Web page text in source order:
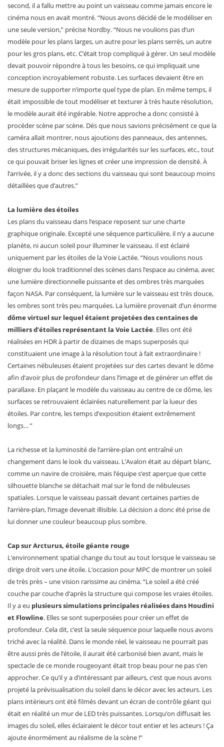
second, il a fallu mettre au point un vaisseau comme jamais encore le
cinéma nous en avait montré. “Nous avons décidé de le modéliser en
une seule version,” précise Nordby. “Nous ne voulions pas d’un
modèle pour les plans larges, un autre pour les plans serrés, un autre
pour les gros plans, etc. C’était trop compliqué à gérer. Un seul modèle
devait pouvoir répondre à tous les besoins, ce qui impliquait une
conception incroyablement robuste. Les surfaces devaient être en
mesure de supporter n’importe quel type de plan. En même temps, il
était impossible de tout modéliser et texturer à très haute résolution,
le modèle aurait été ingérable. Notre approche a donc consisté à
procéder scène par scène. Dès que nous savions précisément ce que la
caméra allait montrer, nous ajoutions des panneaux, des antennes,
des structures mécaniques, des irrégularités sur les surfaces, etc., tout
ce qui pouvait briser les lignes et créer une impression de densité. À
l’arrivée, il y a donc des sections du vaisseau qui sont beaucoup moins
détaillées que d’autres.”
La lumière des étoiles
Les plans du vaisseau dans l’espace reposent sur une charte
graphique originale. Excepté une séquence particulière, il n’y a aucune
planète, ni aucun soleil pour illuminer le vaisseau. Il est éclairé
uniquement par les étoiles de la Voie Lactée. “Nous voulions nous
éloigner du look traditionnel des scènes dans l’espace au cinéma, avec
une lumière directionnelle puissante et des ombres très marquées
façon NASA. Par conséquent, la lumière sur le vaisseau est très douce,
les ombres sont très peu marquées. La lumière provenait d’un énorme
dôme virtuel sur lequel étaient projetées des centaines de
milliers d’étoiles représentant la Voie Lactée. Elles ont été
réalisées en HDR à partir de dizaines de maps superposés qui
constituaient une image à la résolution tout à fait extraordinaire !
Certaines nébuleuses étaient projetées sur des cartes devant le dôme
afin d’avoir plus de profondeur dans l’image et de générer un effet de
parallaxe. En plaçant le modèle du vaisseau au centre de ce dôme, les
surfaces se retrouvaient éclairées naturellement par la lueur des
étoiles. Par contre, les temps d’exposition étaient extrêmement
longs… ”
La richesse et la luminosité de l’arrière-plan ont entraîné un
changement dans le look du vaisseau. L’Avalon était au départ blanc,
comme un navire de croisière, mais l’équipe s’est aperçue que cette
silhouette blanche se détachait mal sur le fond de nébuleuses
spatiales. Lorsque le vaisseau passait devant certaines parties de
l’arrière-plan, l’image devenait illisible. La décision a donc été prise de
lui donner une couleur beaucoup plus sombre.
Cap sur Arcturus, étoile géante rouge
L’environnement spatial change du tout au tout lorsque le vaisseau se
dirige droit vers une étoile. L’occasion pour MPC de montrer un soleil
de très près – une vision rarissime au cinéma. “Le soleil a été créé
couche par couche d’après la structure qui compose les vraies étoiles.
Il y a eu plusieurs simulations principales réalisées dans Houdini
et Flowline. Elles se sont superposées pour créer un effet de
profondeur. Cela dit, c’est la seule séquence pour laquelle nous avons
triché avec la réalité. Dans le monde réel, le vaisseau ne pourrait pas
être aussi près de l’étoile, il aurait été carbonisé bien avant, mais le
spectacle de ce monde rougeoyant était trop beau pour ne pas s’en
approcher. Ce qu’il y a d’intéressant par ailleurs, c’est que nous avons
projeté la prévisualisation du soleil dans le décor avec les acteurs. Les
plans intérieurs ont été filmés devant un écran de contrôle géant qui
était en réalité un mur de LED très puissantes. Lorsqu’on diffusait les
images du soleil, elles éclairaient le décor tout entier et les acteurs ! Ça
ajoute énormément au réalisme de la scène !”